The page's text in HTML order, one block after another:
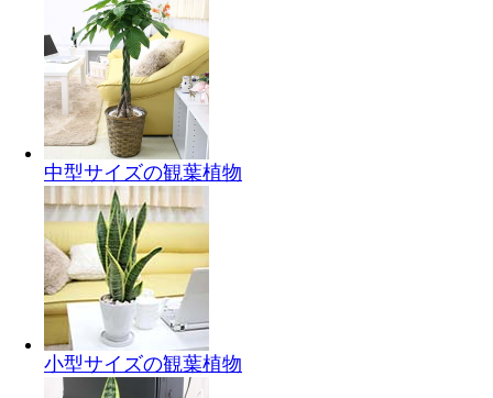
中型サイズの観葉植物
小型サイズの観葉植物